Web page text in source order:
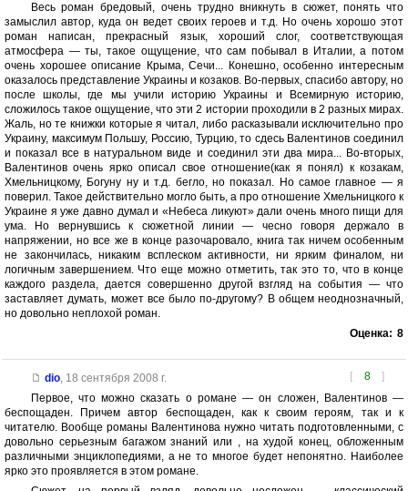
Весь роман бредовый, очень трудно вникнуть в сюжет, понять что
замыслил автор, куда он ведет своих героев и т.д. Но очень хорошо этот
роман написан, прекрасный язык, хороший слог, соответствующая
атмосфера — ты, такое ощущение, что сам побывал в Италии, а потом
очень хорошее описание Крыма, Сечи... Конешно, особенно интересным
оказалось представление Украины и козаков. Во-первых, спасибо автору, но
после школы, где мы учили историю Украины и Всемирную историю,
сложилось такое ощущение, что эти 2 истории проходили в 2 разных мирах.
Жаль, но те книжки которые я читал, либо расказывали исключительно про
Украину, максимум Польшу, Россию, Турцию, то сдесь Валентинов соединил
и показал все в натуральном виде и соединил эти два мира... Во-вторых,
Валентинов очень ярко описал свое отношение(как я понял) к козакам,
Хмельницкому, Богуну ну и т.д. бегло, но показал. Но самое главное — я
поверил. Такое действительно могло быть, а про отношение Хмельницкого к
Украине я уже давно думал и «Небеса ликуют» дали очень много пищи для
ума. Но вернувшись к сюжетной линии — чесно говоря держало в
напряжении, но все же в конце разочаровало, книга так ничем особенным
не закончилась, никаким всплеском активности, ни ярким финалом, ни
логичным завершением. Что еще можно отметить, так это то, что в конце
каждого раздела, дается совершенно другой взгляд на события — что
заставляет думать, может все было по-другому? В общем неоднозначный,
но довольно неплохой роман.
Оценка: 8
[ 8 ]
dio, 18 сентября 2008 г.
Первое, что можно сказать о романе — он сложен, Валентинов —
беспощаден. Причем автор беспощаден, как к своим героям, так и к
читателю. Вообще романы Валентинова нужно читать подготовленными, с
довольно серьезным багажом знаний или , на худой конец, обложенным
различными энциклопедиями, а не то многое будет непонятно. Наиболее
ярко это проявляется в этом романе.